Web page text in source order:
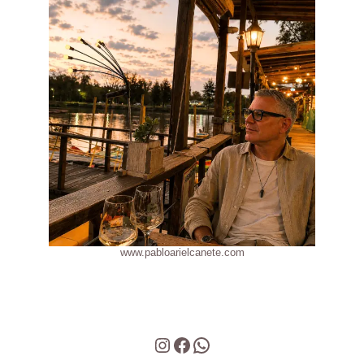
www.pabloarielcanete.com
Instagram
Facebook
WhatsApp